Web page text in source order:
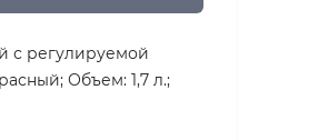
с регулируемой
Объем: 1,7 л.;